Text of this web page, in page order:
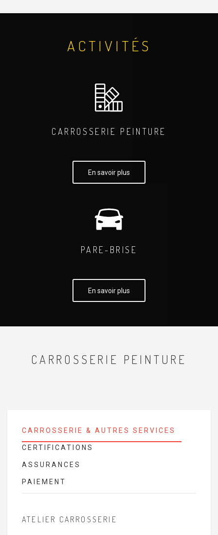
ACTIVITÉS
CARROSSERIE PEINTURE
En savoir plus
PARE-BRISE
En savoir plus
CARROSSERIE PEINTURE
CARROSSERIE & AUTRES SERVICES
CERTIFICATIONS
ASSURANCES
PAIEMENT
ATELIER CARROSSERIE